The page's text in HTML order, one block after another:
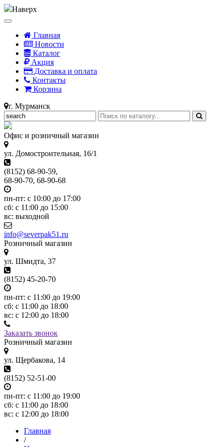
Наверх
Главная
Новости
Каталог
Акция
Доставка и оплата
Контакты
Корзина
г. Мурманск
Офис и розничный магазин
ул. Домостроительная, 16/1
(8152) 68-90-59,
68-90-70, 68-90-68
пн-пт: с 10:00 до 17:00
сб: с 11:00 до 15:00
вс: выходной
info@severpak51.ru
Розничный магазин
ул. Шмидта, 37
(8152) 45-20-70
пн-пт: с 11:00 до 19:00
сб: с 11:00 до 18:00
вс: с 12:00 до 18:00
Заказать звонок
Розничный магазин
ул. Щербакова, 14
(8152) 52-51-00
пн-пт: с 11:00 до 19:00
сб: с 11:00 до 18:00
вс: с 12:00 до 18:00
Главная
/